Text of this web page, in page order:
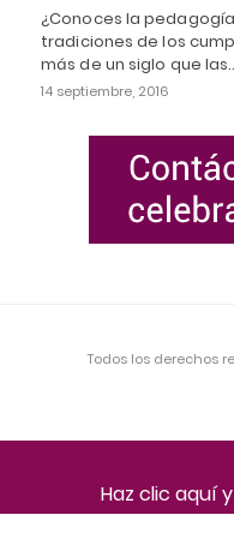
¿Conoces la
tradiciones de los
más de un siglo que
14 septiembre, 2016
Todos los derechos
Haz clic aquí